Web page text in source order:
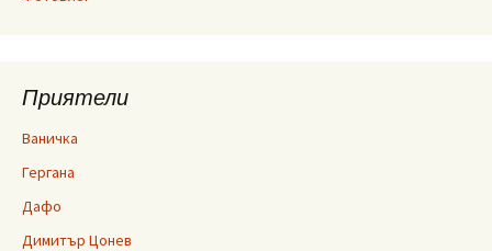
Приятели
Ваничка
Гергана
Дафо
Димитър Цонев